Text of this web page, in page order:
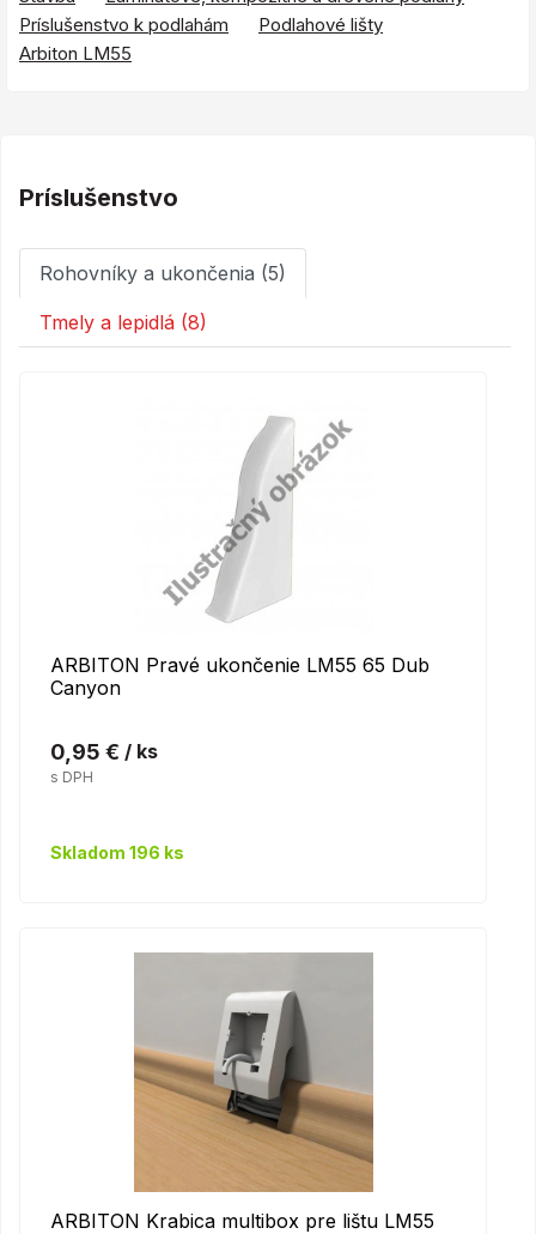
Príslušenstvo k podlahám
Podlahové lišty
Arbiton LM55
Príslušenstvo
Rohovníky a ukončenia (5)
Tmely a lepidlá (8)
ARBITON Pravé ukončenie LM55 65 Dub
Canyon
0,95 € / ks
s DPH
Skladom 196 ks
ARBITON Krabica multibox pre lištu LM55